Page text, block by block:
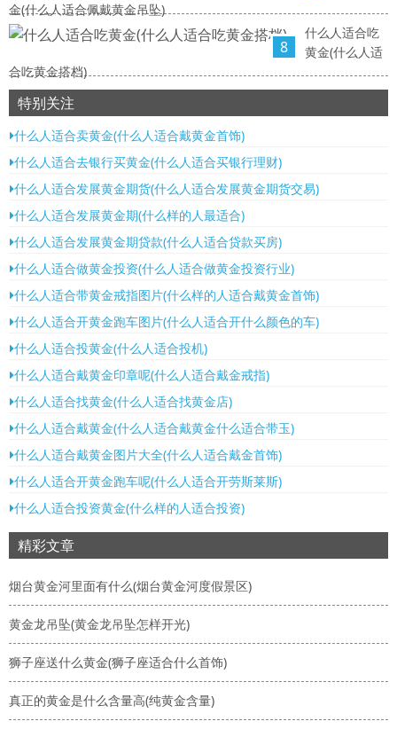
金(什么人适合佩戴黄金吊坠)
8
什么人适合吃
黄金(什么人适
合吃黄金搭档)
特别关注
什么人适合卖黄金(什么人适合戴黄金首饰)
什么人适合去银行买黄金(什么人适合买银行理财)
什么人适合发展黄金期货(什么人适合发展黄金期货交易)
什么人适合发展黄金期(什么样的人最适合)
什么人适合发展黄金期贷款(什么人适合贷款买房)
什么人适合做黄金投资(什么人适合做黄金投资行业)
什么人适合带黄金戒指图片(什么样的人适合戴黄金首饰)
什么人适合开黄金跑车图片(什么人适合开什么颜色的车)
什么人适合投黄金(什么人适合投机)
什么人适合戴黄金印章呢(什么人适合戴金戒指)
什么人适合找黄金(什么人适合找黄金店)
什么人适合戴黄金(什么人适合戴黄金什么适合带玉)
什么人适合戴黄金图片大全(什么人适合戴金首饰)
什么人适合开黄金跑车呢(什么人适合开劳斯莱斯)
什么人适合投资黄金(什么样的人适合投资)
精彩文章
烟台黄金河里面有什么(烟台黄金河度假景区)
黄金龙吊坠(黄金龙吊坠怎样开光)
狮子座送什么黄金(狮子座适合什么首饰)
真正的黄金是什么含量高(纯黄金含量)